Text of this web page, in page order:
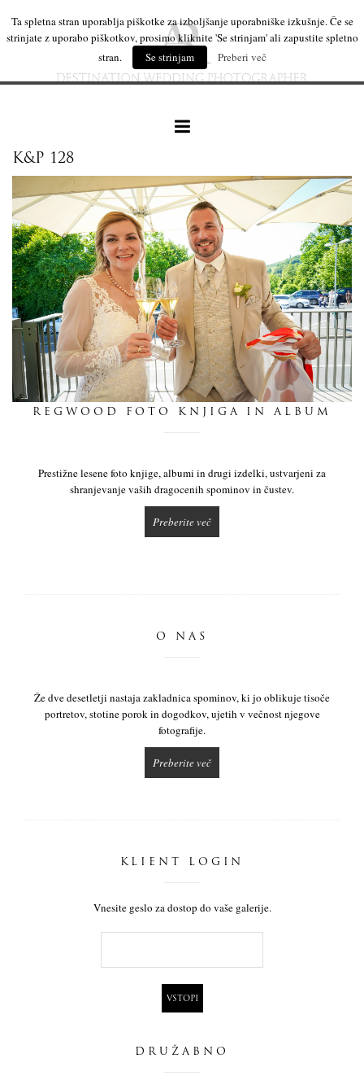
naše delo
leseni izdelki
mi
dnevnik
K&P 128
REGWOOD FOTO KNJIGA IN ALBUM
Prestižne lesene foto knjige, albumi in drugi izdelki, ustvarjeni za
shranjevanje vaših dragocenih spominov in čustev.
Preberite več
O NAS
Že dve desetletji nastaja zakladnica spominov, ki jo oblikuje tisoče
portretov, stotine porok in dogodkov, ujetih v večnost njegove
fotografije.
Preberite več
KLIENT LOGIN
Vnesite geslo za dostop do vaše galerije.
DRUŽABNO
Ta spletna stran uporablja piškotke za izboljšanje uporabniške izkušnje. Če se
strinjate z uporabo piškotkov, prosimo kliknite 'Se strinjam' ali zapustite spletno
stran.
Se strinjam Preberi več